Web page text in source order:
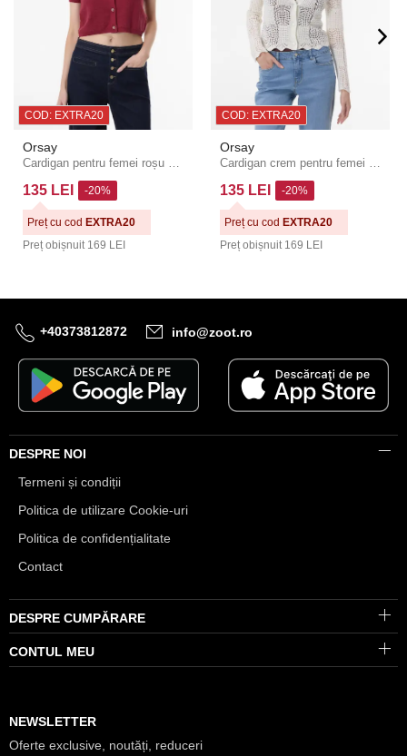
COD: EXTRA20
Orsay
Cardigan pentru femei roșu cu guler ORSAY
135 LEI
Preț obișnuit 169 LEI
-20%
Preț cu cod EXTRA20
COD: EXTRA20
Orsay
Cardigan crem pentru femei ORSAY
135 LEI
Preț obișnuit 169 LEI
-20%
Preț cu cod EXTRA20
+40373812872 info@zoot.ro
DESPRE NOI
Termeni și condiții
Politica de utilizare Cookie-uri
Politica de confidențialitate
Contact
DESPRE CUMPĂRARE
CONTUL MEU
NEWSLETTER
Oferte exclusive, noutăți, reduceri